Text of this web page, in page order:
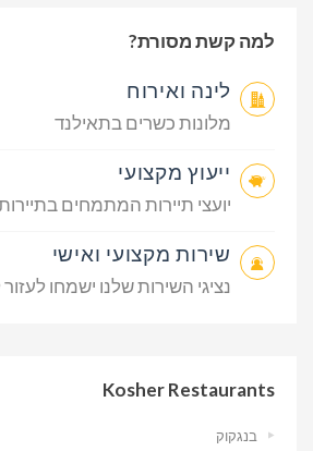
למה קשת מסורת?
לינה ואירוח
מלונות כשרים בתאילנד
ייעוץ מקצועי
יועצי תיירות המתמחים
שירות מקצועי ואישי
נציגי השירות שלנו ישמחו
Kosher Restaurants
בנגקוק